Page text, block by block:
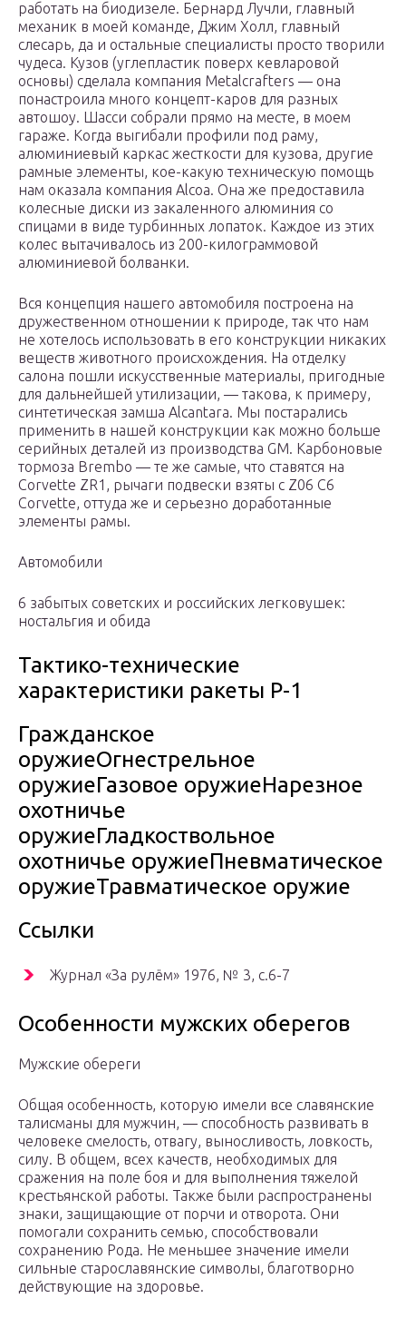
работать на биодизеле. Бернард Лучли, главный
механик в моей команде, Джим Холл, главный
слесарь, да и остальные специалисты просто творили
чудеса. Кузов (углепластик поверх кевларовой
основы) сделала компания Metalcrafters — она
понастроила много концепт-каров для разных
автошоу. Шасси собрали прямо на месте, в моем
гараже. Когда выгибали профили под раму,
алюминиевый каркас жесткости для кузова, другие
рамные элементы, кое-какую техническую помощь
нам оказала компания Alcoa. Она же предоставила
колесные диски из закаленного алюминия со
спицами в виде турбинных лопаток. Каждое из этих
колес вытачивалось из 200-килограммовой
алюминиевой болванки.
Вся концепция нашего автомобиля построена на
дружественном отношении к природе, так что нам
не хотелось использовать в его конструкции никаких
веществ животного происхождения. На отделку
салона пошли искусственные материалы, пригодные
для дальнейшей утилизации, — такова, к примеру,
синтетическая замша Alcantara. Мы постарались
применить в нашей конструкции как можно больше
серийных деталей из производства GM. Карбоновые
тормоза Brembo — те же самые, что ставятся на
Corvette ZR1, рычаги подвески взяты с Z06 C6
Corvette, оттуда же и серьезно доработанные
элементы рамы.
Автомобили
6 забытых советских и российских легковушек:
ностальгия и обида
Тактико-технические
характеристики ракеты Р-1
Гражданское
оружиеОгнестрельное
оружиеГазовое оружиеНарезное
охотничье
оружиеГладкоствольное
охотничье оружиеПневматическое
оружиеТравматическое оружие
Ссылки
Журнал «За рулём» 1976, № 3, с.6-7
Особенности мужских оберегов
Мужские обереги
Общая особенность, которую имели все славянские
талисманы для мужчин, — способность развивать в
человеке смелость, отвагу, выносливость, ловкость,
силу. В общем, всех качеств, необходимых для
сражения на поле боя и для выполнения тяжелой
крестьянской работы. Также были распространены
знаки, защищающие от порчи и отворота. Они
помогали сохранить семью, способствовали
сохранению Рода. Не меньшее значение имели
сильные старославянские символы, благотворно
действующие на здоровье.